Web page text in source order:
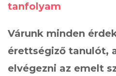
tanfolyam
Várunk minden
érettségiző tanulót,
elvégezni az emelt